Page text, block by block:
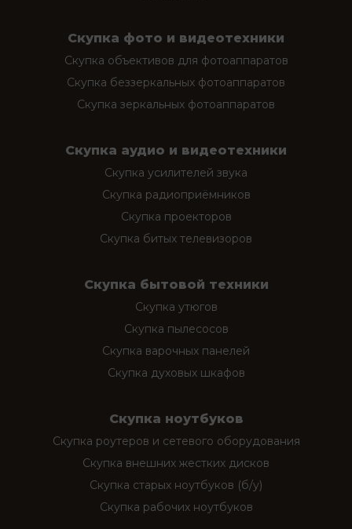
Скупка фото и видеотехники
Скупка объективов для фотоаппаратов
Скупка беззеркальных фотоаппаратов
Скупка зеркальных фотоаппаратов
Скупка аудио и видеотехники
Скупка усилителей звука
Скупка радиоприёмников
Скупка проекторов
Скупка битых телевизоров
Скупка бытовой техники
Скупка утюгов
Скупка пылесосов
Скупка варочных панелей
Скупка духовых шкафов
Скупка ноутбуков
Скупка роутеров и сетевого оборудования
Скупка внешних жестких дисков
Скупка старых ноутбуков (б/у)
Скупка рабочих ноутбуков